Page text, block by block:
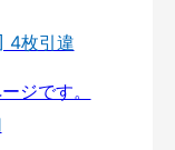
4枚引違